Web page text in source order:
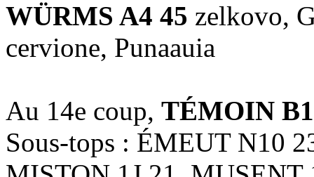
WÜRMS A4 45 zelkovo,
cervione, Punaauia
Au 14e coup, TÉMOIN
Sous-tops : ÉMEUT N10